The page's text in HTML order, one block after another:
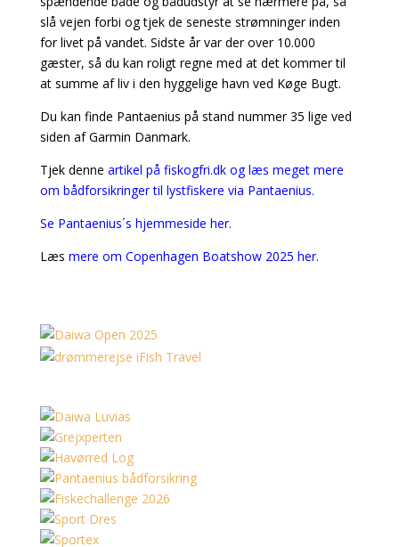
slå vejen forbi og tjek de seneste strømninger inden
for livet på vandet. Sidste år var der over 10.000
gæster, så du kan roligt regne med at det kommer til
at summe af liv i den hyggelige havn ved Køge Bugt.
Du kan finde Pantaenius på stand nummer 35 lige ved
siden af Garmin Danmark.
Tjek denne artikel på fiskogfri.dk og læs meget mere
om bådforsikringer til lystfiskere via Pantaenius.
Se Pantaenius´s hjemmeside her.
Læs mere om Copenhagen Boatshow 2025 her.